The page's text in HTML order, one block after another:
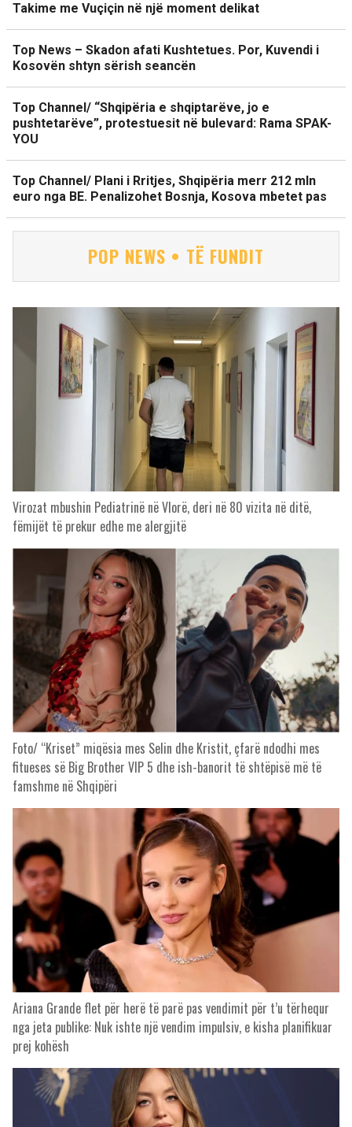
Takime me Vuçiçin në një moment delikat
Top News – Skadon afati Kushtetues. Por, Kuvendi i
Kosovën shtyn sërish seancën
Top Channel/ “Shqipëria e shqiptarëve, jo e
pushtetarëve”, protestuesit në bulevard: Rama SPAK-
YOU
Top Channel/ Plani i Rritjes, Shqipëria merr 212 mln
euro nga BE. Penalizohet Bosnja, Kosova mbetet pas
POP NEWS • TË FUNDIT
Virozat mbushin Pediatrinë në Vlorë, deri në 80 vizita në ditë,
fëmijët të prekur edhe me alergjitë
Foto/ “Kriset” miqësia mes Selin dhe Kristit, çfarë ndodhi mes
fitueses së Big Brother VIP 5 dhe ish-banorit të shtëpisë më të
famshme në Shqipëri
Ariana Grande flet për herë të parë pas vendimit për t’u tërhequr
nga jeta publike: Nuk ishte një vendim impulsiv, e kisha planifikuar
prej kohësh